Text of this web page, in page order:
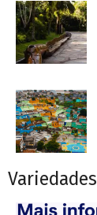
Variedades